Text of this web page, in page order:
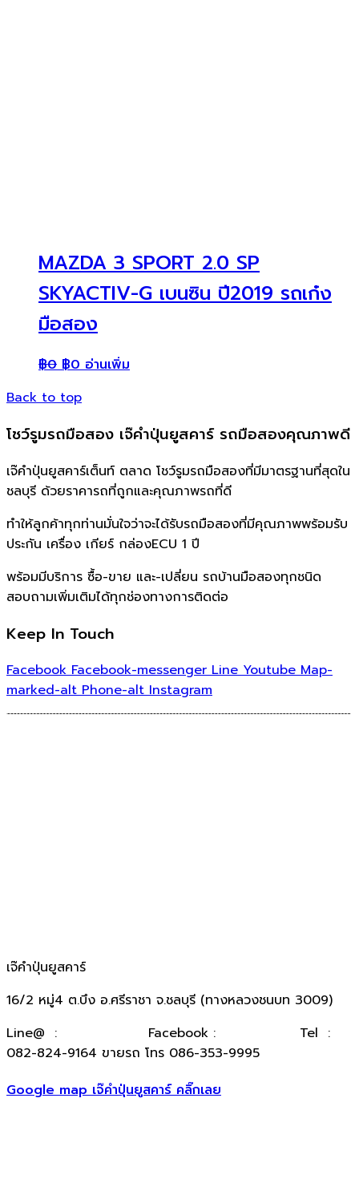
MAZDA 3 SPORT 2.0 SP
SKYACTIV-G เบนซิน ปี2019 รถเก๋ง
มือสอง
฿0 ฿0 อ่านเพิ่ม
Back to top
โชว์รูมรถมือสอง เจ๊คำปุ่นยูสคาร์ รถมือสองคุณภาพดี
เจ๊คำปุ่นยูสคาร์เต็นท์ ตลาด โชว์รูมรถมือสองที่มีมาตรฐานที่สุดใน
ชลบุรี ด้วยราคารถที่ถูกและคุณภาพรถที่ดี
ทำให้ลูกค้าทุกท่านมั่นใจว่าจะได้รับรถมือสองที่มีคุณภาพพร้อมรับ
ประกัน เครื่อง เกียร์ กล่องECU 1 ปี
พร้อมมีบริการ ซื้อ-ขาย และ-เปลี่ยน รถบ้านมือสองทุกชนิด
สอบถามเพิ่มเติมได้ทุกช่องทางการติดต่อ
Keep In Touch
Facebook Facebook-messenger Line Youtube Map-
marked-alt Phone-alt Instagram
เจ๊คำปุ่นยูสคาร์
16/2 หมู่4 ต.บึง อ.ศรีราชา จ.ชลบุรี (ทางหลวงชนบท 3009)
​Line@ :
Facebook :
Tel :
082-824-9164 ขายรถ โทร 086-353-9995
Google map เจ๊คำปุ่นยูสคาร์ คลิ๊กเลย